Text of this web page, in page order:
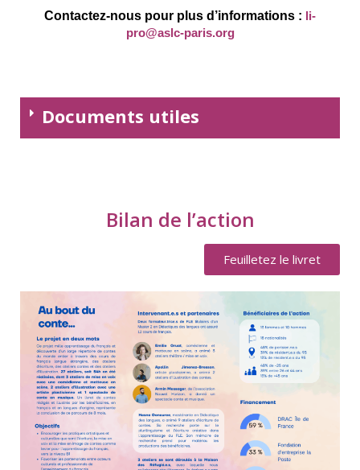
Contactez-nous pour plus d’informations : li-
pro@aslc-paris.org
Documents utiles
Bilan de l’action
Feuilletez le livret